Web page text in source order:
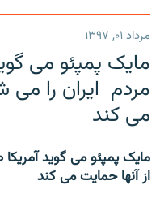
مرداد ۰۱, ۱۳۹۷
مایک پمپئو می
مردم ایران را می
می کند
مایک پمپئو می گوید
از آنها حمایت می کند